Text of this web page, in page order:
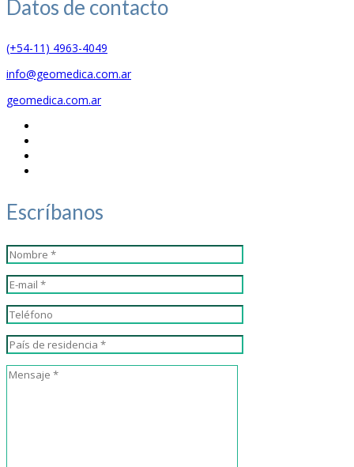
Datos de contacto
(+54-11) 4963-4049
info@geomedica.com.ar
geomedica.com.ar
Escríbanos